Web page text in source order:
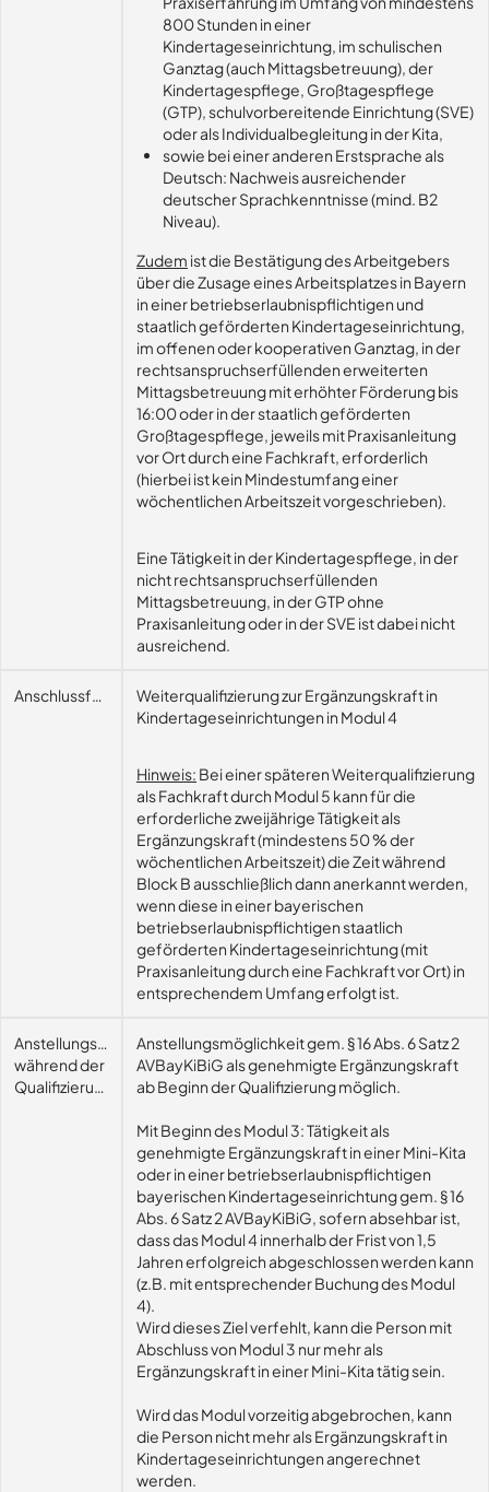
800 Stunden in einer
Kindertageseinrichtung, im schulischen
Ganztag (auch Mittagsbetreuung), der
Kindertagespflege, Großtagespflege
(GTP), schulvorbereitende Einrichtung (SVE)
oder als Individualbegleitung in der Kita,
sowie bei einer anderen Erstsprache als
Deutsch: Nachweis ausreichender
deutscher Sprachkenntnisse (mind. B2
Niveau).
Zudem ist die Bestätigung des Arbeitgebers
über die Zusage eines Arbeitsplatzes in Bayern
in einer betriebserlaubnispflichtigen und
staatlich geförderten Kindertageseinrichtung,
im offenen oder kooperativen Ganztag, in der
rechtsanspruchserfüllenden erweiterten
Mittagsbetreuung mit erhöhter Förderung bis
16:00 oder in der staatlich geförderten
Großtagespflege, jeweils mit Praxisanleitung
vor Ort durch eine Fachkraft, erforderlich
(hierbei ist kein Mindestumfang einer
wöchentlichen Arbeitszeit vorgeschrieben).
Eine Tätigkeit in der Kindertagespflege, in der
nicht rechtsanspruchserfüllenden
Mittagsbetreuung, in der GTP ohne
Praxisanleitung oder in der SVE ist dabei nicht
ausreichend.
AnschlussfähigkeitWeiterqualifizierung zur Ergänzungskraft in
Kindertageseinrichtungen in Modul 4
Hinweis: Bei einer späteren Weiterqualifizierung
als Fachkraft durch Modul 5 kann für die
erforderliche zweijährige Tätigkeit als
Ergänzungskraft (mindestens 50 % der
wöchentlichen Arbeitszeit) die Zeit während
Block B ausschließlich dann anerkannt werden,
wenn diese in einer bayerischen
betriebserlaubnispflichtigen staatlich
geförderten Kindertageseinrichtung (mit
Praxisanleitung durch eine Fachkraft vor Ort) in
entsprechendem Umfang erfolgt ist.
Anstellungsmöglichkeit
während der
Qualifizierung
Anstellungsmöglichkeit gem. § 16 Abs. 6 Satz 2
AVBayKiBiG als genehmigte Ergänzungskraft
ab Beginn der Qualifizierung möglich.
Mit Beginn des Modul 3: Tätigkeit als
genehmigte Ergänzungskraft in einer Mini-Kita
oder in einer betriebserlaubnispflichtigen
bayerischen Kindertageseinrichtung gem. § 16
Abs. 6 Satz 2 AVBayKiBiG, sofern absehbar ist,
dass das Modul 4 innerhalb der Frist von 1,5
Jahren erfolgreich abgeschlossen werden kann
(z.B. mit entsprechender Buchung des Modul
4).
Wird dieses Ziel verfehlt, kann die Person mit
Abschluss von Modul 3 nur mehr als
Ergänzungskraft in einer Mini-Kita tätig sein.
Wird das Modul vorzeitig abgebrochen, kann
die Person nicht mehr als Ergänzungskraft in
Kindertageseinrichtungen angerechnet
werden.